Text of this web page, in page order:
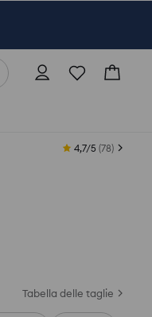
4,7/5 (78)
Tabella delle taglie